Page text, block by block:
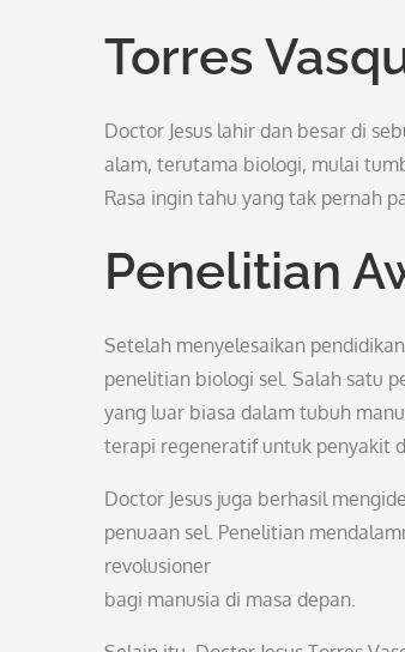
Torres
Doctor Jesus lahir dan besar di
alam, terutama biologi, mulai
Rasa ingin tahu yang tak pernah
Penelitian
Setelah menyelesaikan
penelitian biologi sel. Salah satu
yang luar biasa dalam tubuh
terapi regeneratif untuk penyakit
Doctor Jesus juga berhasil
penuaan sel. Penelitian
revolusioner
bagi manusia di masa depan.